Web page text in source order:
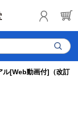
ル[Web動画付]（改訂